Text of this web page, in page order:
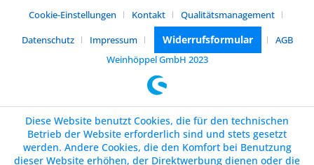
Cookie-Einstellungen Kontakt
Qualitätsmanagement
Datenschutz
Impressum Widerrufsformular
AGB
Weinhöppel GmbH 2023
Diese Website benutzt Cookies, die für den technischen
Betrieb der Website erforderlich sind und stets gesetzt
werden. Andere Cookies, die den Komfort bei Benutzung
dieser Website erhöhen, der Direktwerbung dienen oder die